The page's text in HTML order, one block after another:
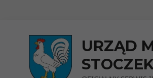
URZĄD